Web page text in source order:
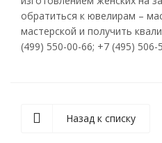
обратиться к ювелирам –
мастерской и получить
(499) 550-00-66; +7 (495) 506-
Назад к списку